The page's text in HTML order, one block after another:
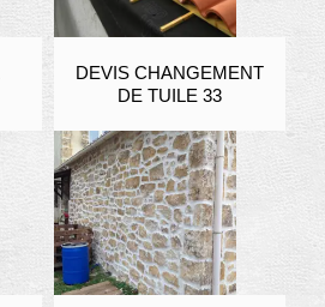
DEVIS CHANGEMENT
DE TUILE 33